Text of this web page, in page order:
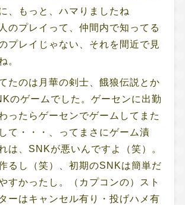
、もっと、ハマりましたね
のプレイって、仲間内で知ってる
プレイじゃない、それを間近で見
。
たのは月華の剣士、餓狼伝説とか
のゲームでした。ゲーセンに出勤
ったらゲーセンでゲームしてまた
て・・・、ってまさにゲーム漬
は、SNKが悪いんですよ（笑）。
るし（笑）、初期のSNKは簡単だ
すかったし。（カプコンの）スト
ーはキャンセル有り・投げハメ有